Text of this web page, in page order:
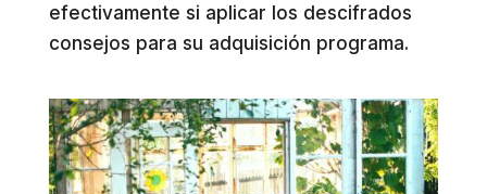
efectivamente si aplicar los descifrados
consejos para su adquisición programa.